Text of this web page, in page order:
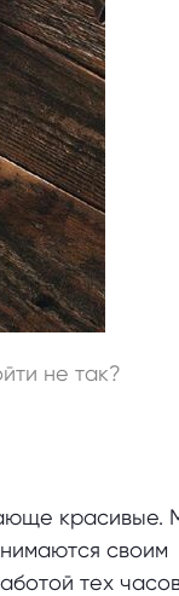
не так?
красивые.
своим
тех